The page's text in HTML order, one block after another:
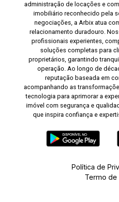
administração de locações e
imobiliário reconhecido pela
negociações, a Arbix atua
relacionamento duradouro.
profissionais experientes,
soluções completas para
proprietários, garantindo
operação. Ao longo de
reputação baseada em
acompanhando as
tecnologia para aprimorar a
imóvel com segurança e
que inspira confiança e
Política de
Termo de